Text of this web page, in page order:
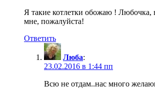
Я такие котлетки обожаю ! Любочка,
мне, пожалуйста!
Ответить
Люба:
23.02.2016 в 1:44 пп
Всю не отдам..нас много